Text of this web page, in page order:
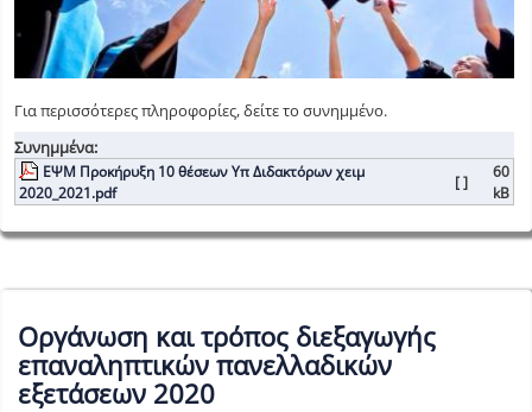
Για περισσότερες πληροφορίες, δείτε το συνημμένο.
Συνημμένα:
ΕΨΜ Προκήρυξη 10 θέσεων Υπ Διδακτόρων χειμ
2020_2021.pdf
[ ]
60
kB
Οργάνωση και τρόπος διεξαγωγής
επαναληπτικών πανελλαδικών
εξετάσεων 2020